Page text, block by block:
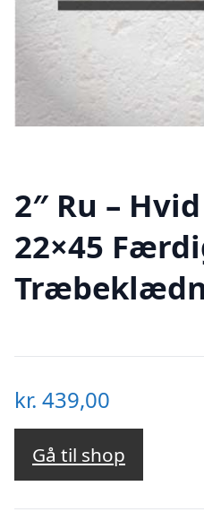
2″ Ru –
22×45
kr. 439,00
Gå til shop